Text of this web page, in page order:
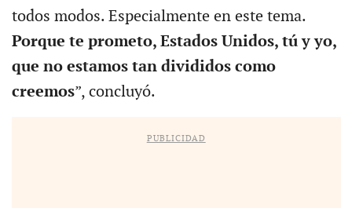
todos modos. Especialmente en este tema.
Porque te prometo, Estados Unidos, tú y yo,
que no estamos tan divididos como
creemos”, concluyó.
PUBLICIDAD